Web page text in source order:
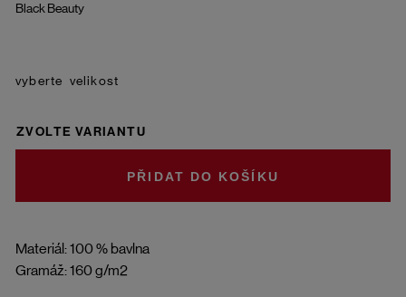
Black Beauty
Materiál: 100 % bavlna
Gramáž: 160 g/m2
velikost
ZVOLTE VARIANTU
DO KOŠÍKU